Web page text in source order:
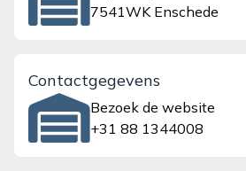
7541WK Enschede
Contactgegevens
Bezoek de website
+31 88 1344008